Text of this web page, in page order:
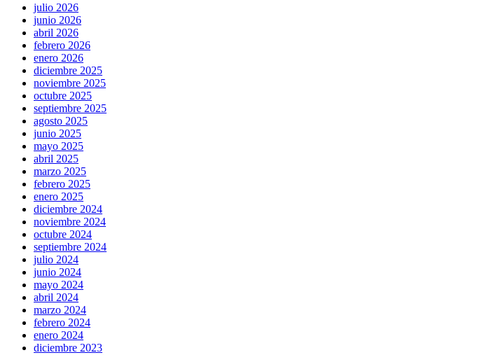
julio 2026
junio 2026
abril 2026
febrero 2026
enero 2026
diciembre 2025
noviembre 2025
octubre 2025
septiembre 2025
agosto 2025
junio 2025
mayo 2025
abril 2025
marzo 2025
febrero 2025
enero 2025
diciembre 2024
noviembre 2024
octubre 2024
septiembre 2024
julio 2024
junio 2024
mayo 2024
abril 2024
marzo 2024
febrero 2024
enero 2024
diciembre 2023